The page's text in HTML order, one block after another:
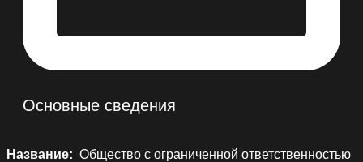
Основные сведения
Название: Общество с ограниченной ответственностью